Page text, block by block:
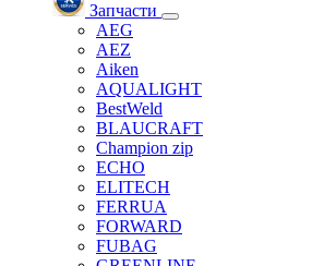
Запчасти
AEG
AEZ
Aiken
AQUALIGHT
BestWeld
BLAUCRAFT
Champion zip
ECHO
ELITECH
FERRUA
FORWARD
FUBAG